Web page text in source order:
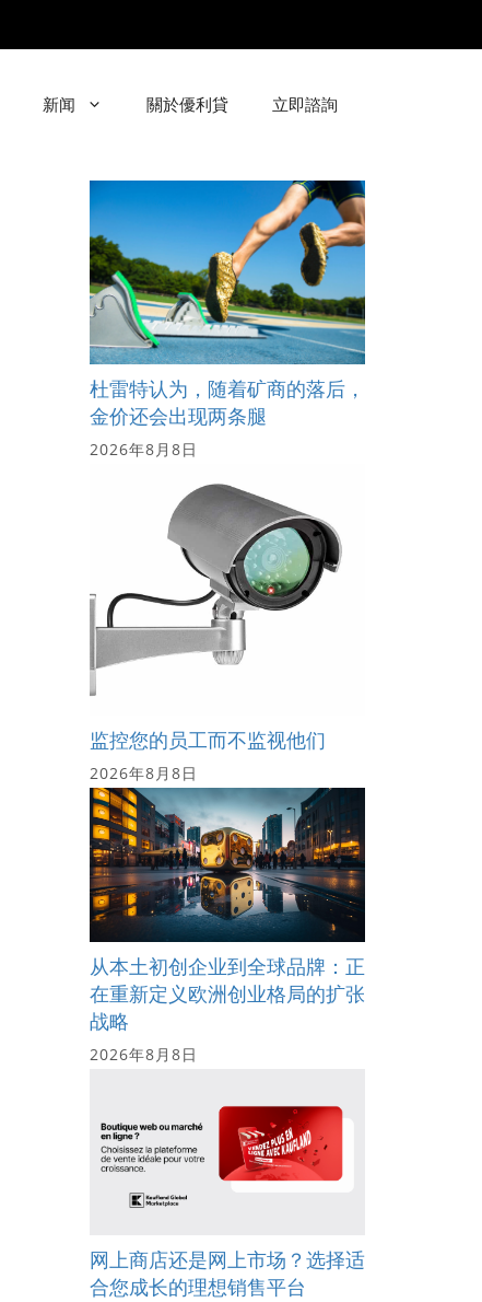
新闻 關於優利貸 立即諮詢
杜雷特认为，随着矿商的落后，
金价还会出现两条腿
2026年8月8日
监控您的员工而不监视他们
2026年8月8日
从本土初创企业到全球品牌：正
在重新定义欧洲创业格局的扩张
战略
2026年8月8日
网上商店还是网上市场？选择适
合您成长的理想销售平台